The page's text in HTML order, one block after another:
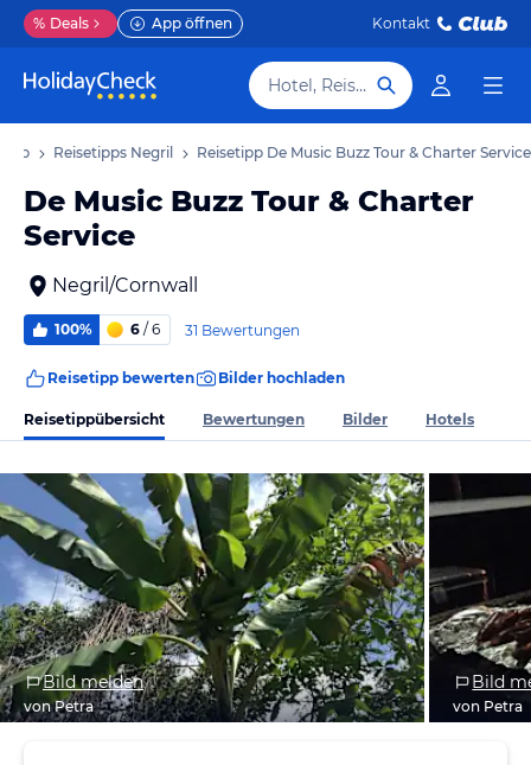
% Deals App öffnen Kontakt
Hotel, Reiseziel
Reisetipps Negril Reisetipp De Music Buzz Tour & Charter Service
De Music Buzz Tour & Charter
Service
Negril/Cornwall
100% 6 / 6 31 Bewertungen
Reisetipp bewerten Bilder hochladen
Reisetippübersicht Bewertungen Bilder Hotels
Bild melden
von Petra
Bild
von Petra